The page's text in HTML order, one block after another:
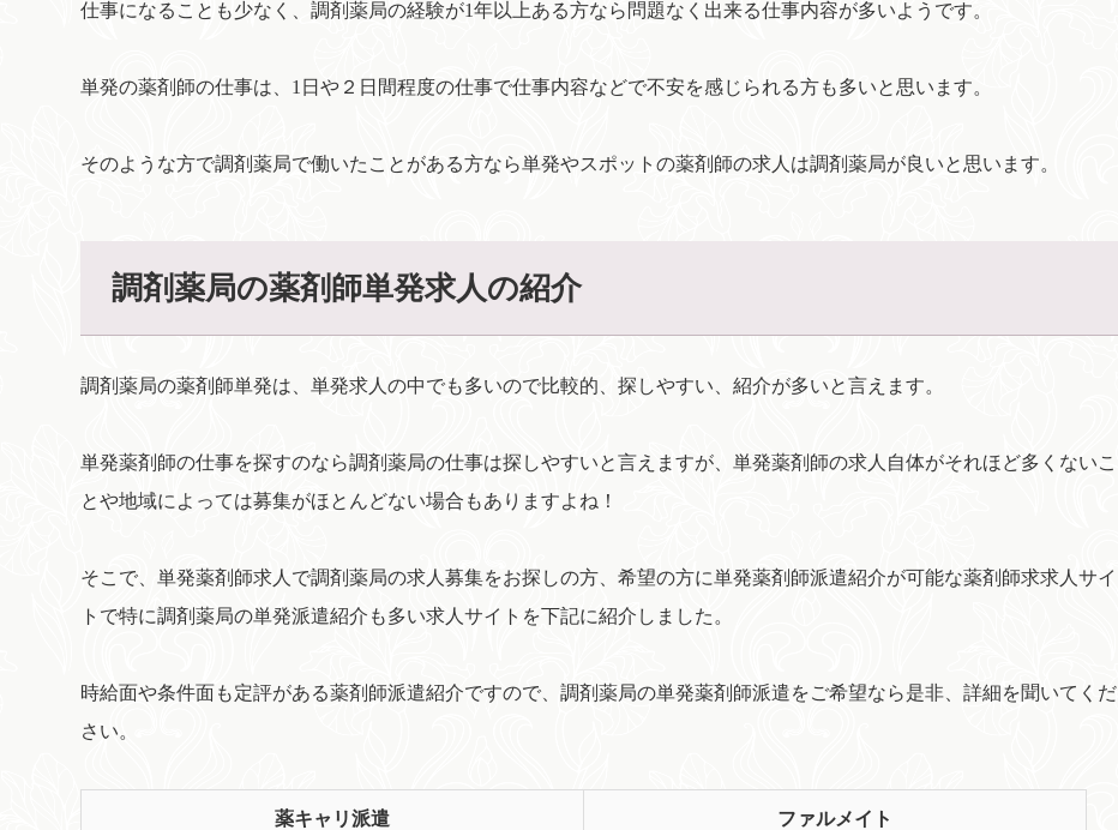
仕事になることも少なく、調剤薬局の経験が1年以上ある方なら問題なく出来る仕事内容が多いようです。
単発の薬剤師の仕事は、1日や２日間程度の仕事で仕事内容などで不安を感じられる方も多いと思います。
そのような方で調剤薬局で働いたことがある方なら単発やスポットの薬剤師の求人は調剤薬局が良いと思います。
調剤薬局の薬剤師単発求人の紹介
調剤薬局の薬剤師単発は、単発求人の中でも多いので比較的、探しやすい、紹介が多いと言えます。
単発薬剤師の仕事を探すのなら調剤薬局の仕事は探しやすいと言えますが、単発薬剤師の求人自体がそれほど多くないこ
とや地域によっては募集がほとんどない場合もありますよね！
そこで、単発薬剤師求人で調剤薬局の求人募集をお探しの方、希望の方に単発薬剤師派遣紹介が可能な薬剤師求求人サイ
トで特に調剤薬局の単発派遣紹介も多い求人サイトを下記に紹介しました。
時給面や条件面も定評がある薬剤師派遣紹介ですので、調剤薬局の単発薬剤師派遣をご希望なら是非、詳細を聞いてくだ
さい。
薬キャリ派遣 ファルメイト